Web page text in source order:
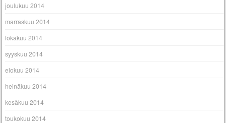
joulukuu 2014
marraskuu 2014
lokakuu 2014
syyskuu 2014
elokuu 2014
heinäkuu 2014
kesäkuu 2014
toukokuu 2014